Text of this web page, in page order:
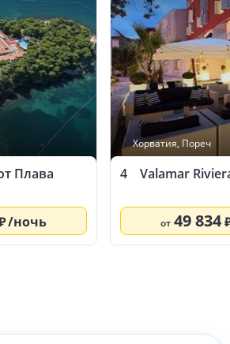
Плава
/ночь
Хорватия, Пореч
4 Valamar
от 49 834